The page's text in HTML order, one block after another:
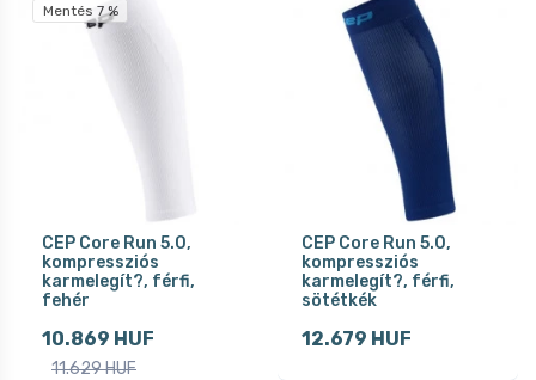
Mentés 7 %
CEP Core Run 5.0,
kompressziós
karmelegít?, férfi,
fehér
10.869 HUF
11.629 HUF
CEP Core Run 5.0,
kompressziós
karmelegít?, férfi,
sötétkék
12.679 HUF